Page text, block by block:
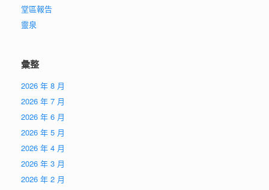
堂區報告
靈泉
彙整
2026 年 8 月
2026 年 7 月
2026 年 6 月
2026 年 5 月
2026 年 4 月
2026 年 3 月
2026 年 2 月